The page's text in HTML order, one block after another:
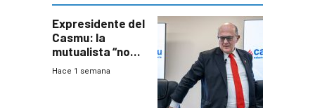
seguridad
Expresidente del
Casmu: la
mutualista “no
está para pagar”
Hace 1 semana